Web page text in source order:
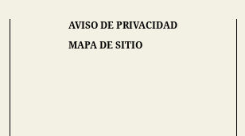
AVISO DE PRIVACIDAD
MAPA DE SITIO